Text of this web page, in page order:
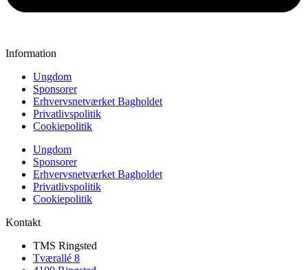
Information
Ungdom
Sponsorer
Erhvervsnetværket Bagholdet
Privatlivspolitik
Cookiepolitik
Ungdom
Sponsorer
Erhvervsnetværket Bagholdet
Privatlivspolitik
Cookiepolitik
Kontakt
TMS Ringsted
Tværallé 8